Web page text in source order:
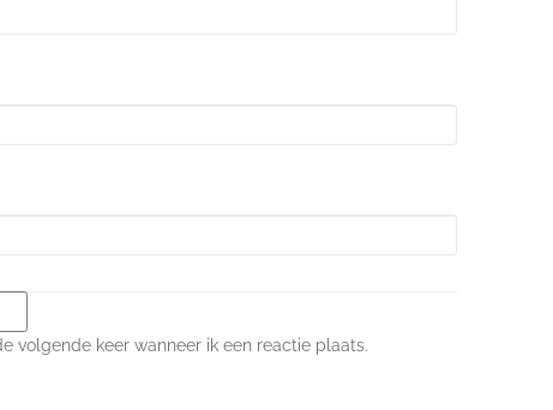
volgende keer wanneer ik een reactie plaats.